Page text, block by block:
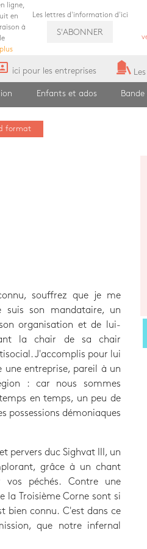
ligne,
en
à
Les lettres d'information d'ici
S'ABONNER
ici pour les entreprises
Enfants et ados Bande
format
souffrez que je me
son mandataire, un
organisation et de lui-
la chair de sa chair
J'accomplis pour lui
une entreprise, pareil à un
: car nous sommes
en temps, un peu de
possessions démoniaques
pervers duc Sighvat III, un
grâce à un chant
péchés. Contre une
la Troisième Corne sont si
bien connu. C'est dans ce
que notre infernal